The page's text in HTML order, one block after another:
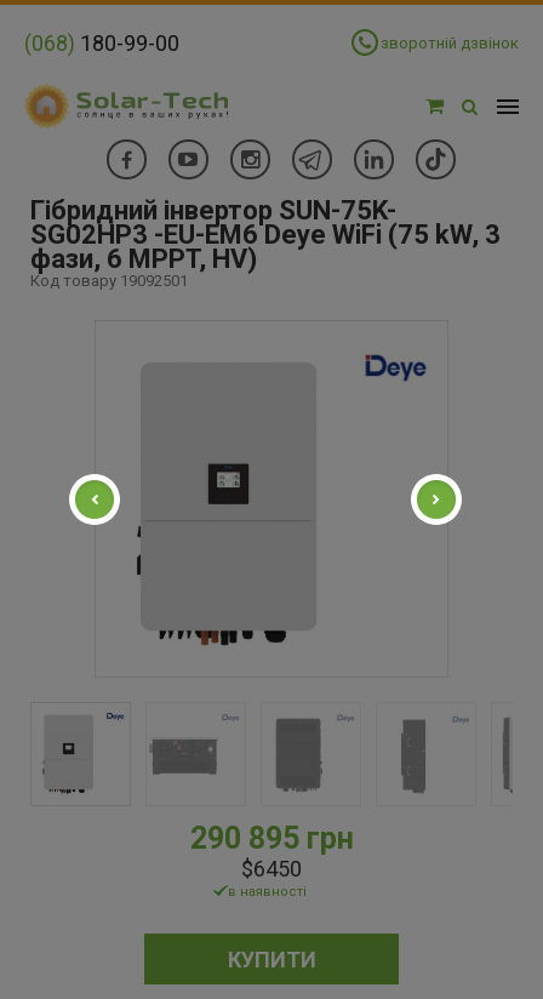
(068) 180-99-00 зворотній дзвінок
Гібридний інвертор SUN-75K-
SG02HP3 -EU-EM6 Deye WiFi (75 kW, 3
фази, 6 MPPT, HV)
Код товару 19092501
290 895 грн
$6450
в наявності
КУПИТИ